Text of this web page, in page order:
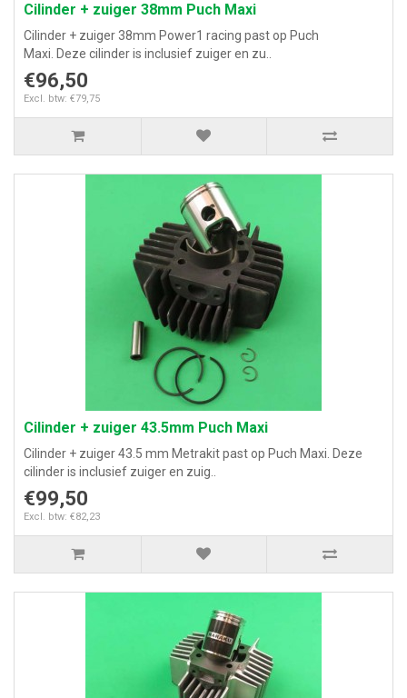
Cilinder + zuiger 38mm Puch Maxi
Cilinder + zuiger 38mm Power1 racing past op Puch
Maxi. Deze cilinder is inclusief zuiger en zu..
€96,50
Excl. btw: €79,75
Cilinder + zuiger 43.5mm Puch Maxi
Cilinder + zuiger 43.5 mm Metrakit past op Puch Maxi. Deze
cilinder is inclusief zuiger en zuig..
€99,50
Excl. btw: €82,23